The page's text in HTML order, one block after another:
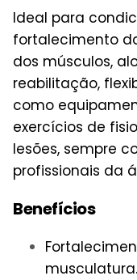
Ideal para
fortalecimento
dos músculos,
reabilitação,
como
exercícios de
lesões, sempre
profissionais da
Benefícios
musculatura.